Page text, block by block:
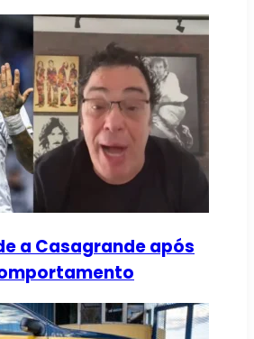
a Casagrande após